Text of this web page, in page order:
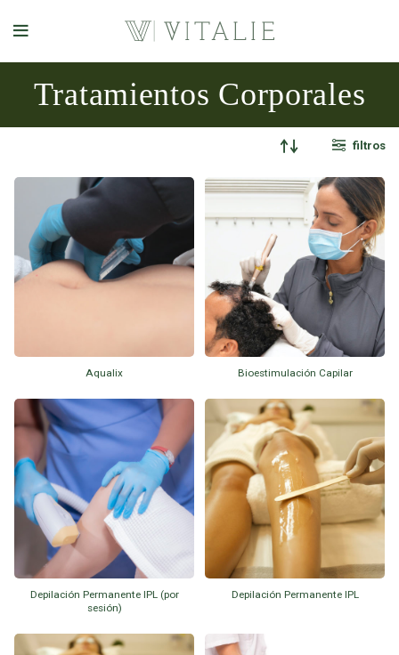
Tratamientos Corporales
filtros
Aqualix Bioestimulación Capilar
Depilación Permanente IPL (por
sesión)
Depilación Permanente IPL